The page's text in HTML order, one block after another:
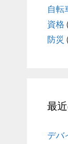
自転
資格
防災
最
デバ